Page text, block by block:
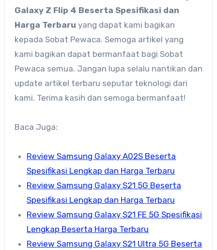
Galaxy Z Flip 4 Beserta Spesifikasi dan
Harga Terbaru yang dapat kami bagikan
kepada Sobat Pewaca. Semoga artikel yang
kami bagikan dapat bermanfaat bagi Sobat
Pewaca semua. Jangan lupa selalu nantikan dan
update artikel terbaru seputar teknologi dari
kami. Terima kasih dan semoga bermanfaat!
Baca Juga:
Review Samsung Galaxy A02S Beserta
Spesifikasi Lengkap dan Harga Terbaru
Review Samsung Galaxy S21 5G Beserta
Spesifikasi Lengkap dan Harga Terbaru
Review Samsung Galaxy S21 FE 5G Spesifikasi
Lengkap Beserta Harga Terbaru
Review Samsung Galaxy S21 Ultra 5G Beserta